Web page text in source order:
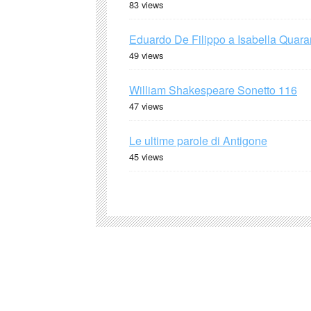
83 views
Eduardo De Filippo a Isabella
49 views
William Shakespeare Sonetto 116
47 views
Le ultime parole di Antigone
45 views